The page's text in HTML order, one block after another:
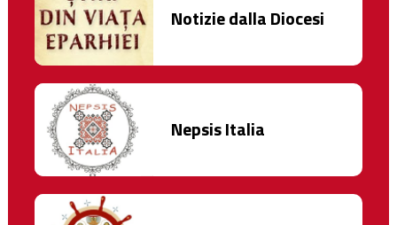
Notizie dalla Diocesi
Nepsis Italia